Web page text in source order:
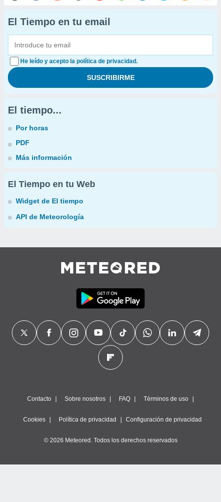
El Tiempo en tu email
He leído y acepto la política de privacidad.
El tiempo...
Por horas
PDF
Más información
El Tiempo en tu Web
Widget de El tiempo
API de Meteorología
Contacto Sobre nosotros FAQ Términos de uso
Cookies Política de privacidad Configuración de privacidad
© 2026 Meteored. Todos los derechos reservados